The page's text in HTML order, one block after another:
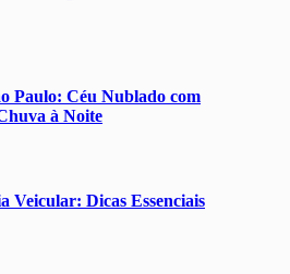
Paulo: Céu Nublado com
à Noite
Veicular: Dicas Essenciais